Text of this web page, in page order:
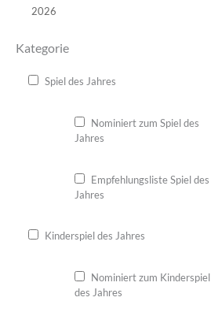
Kategorie
Spiel des Jahres
Nominiert zum Spiel des
Jahres
Empfehlungsliste Spiel des
Jahres
Kinderspiel des Jahres
Nominiert zum Kinderspiel
des Jahres